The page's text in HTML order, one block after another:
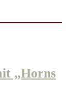
„Horns